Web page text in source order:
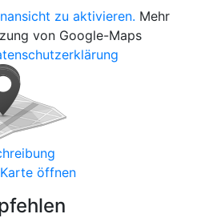
zu aktivieren. Mehr
von Google-Maps
öffnen